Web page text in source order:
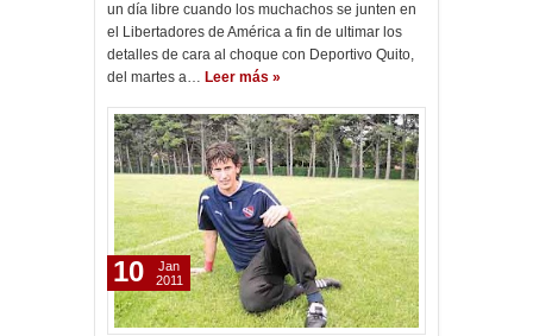
un día libre cuando los muchachos se junten en
el Libertadores de América a fin de ultimar los
detalles de cara al choque con Deportivo Quito,
del martes a… Leer más »
10
Jan
2011